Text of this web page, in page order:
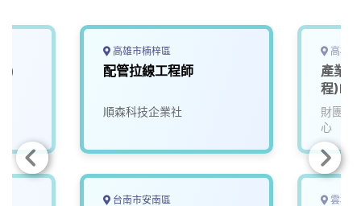
o
s
I
n
n
)
高雄市楠梓區
配管拉線工程師
順森科技企業社
台南市安南區
高雄
產業
程)F7
財團法
心
雲林